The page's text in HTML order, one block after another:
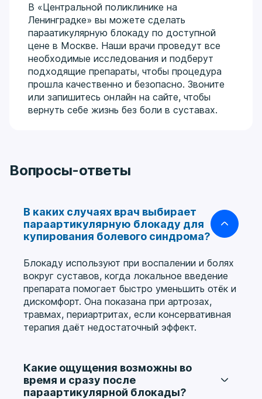
В «Центральной поликлинике на
Ленинградке» вы можете сделать
параатикулярную блокаду по доступной
цене в Москве. Наши врачи проведут все
необходимые исследования и подберут
подходящие препараты, чтобы процедура
прошла качественно и безопасно. Звоните
или запишитесь онлайн на сайте, чтобы
вернуть себе жизнь без боли в суставах.
Вопросы-ответы
В каких случаях врач выбирает
параартикулярную блокаду для
купирования болевого синдрома?
Блокаду используют при воспалении и болях
вокруг суставов, когда локальное введение
препарата помогает быстро уменьшить отёк и
дискомфорт. Она показана при артрозах,
травмах, периартритах, если консервативная
терапия даёт недостаточный эффект.
Какие ощущения возможны во
время и сразу после
параартикулярной блокады?